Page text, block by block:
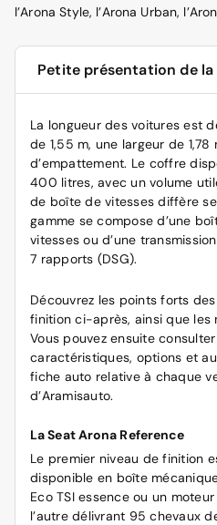
l’Arona Style, l’Arona Urban,
Petite présentation de la
La longueur des voitures est
de 1,55 m, une largeur de
d’empattement. Le coffre
400 litres, avec un volume
de boîte de vitesses diffère
gamme se compose d’une
vitesses ou d’une
7 rapports (DSG).
Découvrez les points forts
finition ci-après, ainsi que les
Vous pouvez ensuite
caractéristiques, options et
fiche auto relative à chaque
d’Aramisauto.
La Seat Arona Reference
Le premier niveau de finition
disponible en boîte
Eco TSI essence ou un
l’autre délivrant 95 chevaux